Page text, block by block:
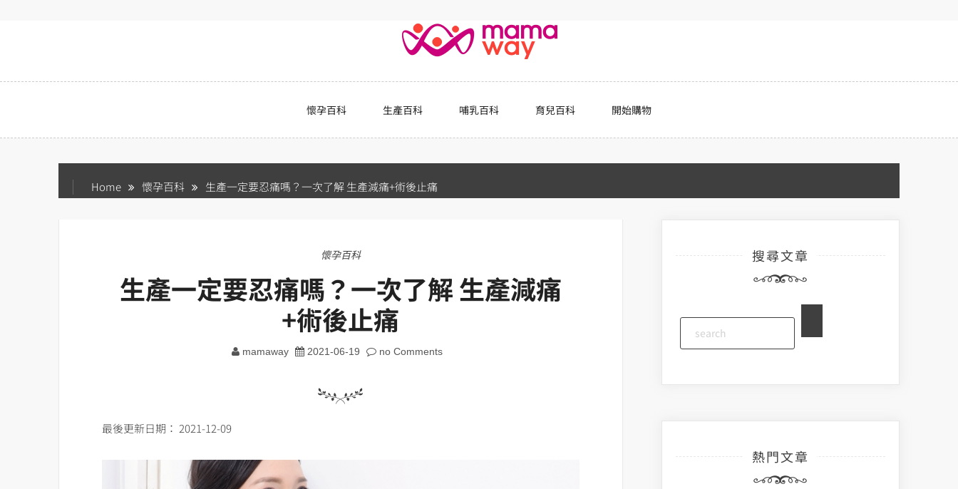
懷孕百科 生產百科 哺乳百科 育兒百科 開始購物
Home 懷孕百科 生產一定要忍痛嗎？一次了解 生產減痛+術後止痛
懷孕百科
生產一定要忍痛嗎？一次了解 生產減痛
+術後止痛
mamaway 2021-06-19 no Comments
最後更新日期： 2021-12-09
搜尋文章
熱門文章